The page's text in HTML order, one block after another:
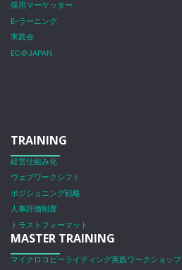
採用マーケッター
E-ラーニング
実践会
EC＠JAPAN
TRAINING
経営仕組み化
ウェブワークシフト
ポジショニング戦略
人事評価制度
トラストフォーマット
MASTER TRAINING
マイクロコピーライティング実践ワークショップ